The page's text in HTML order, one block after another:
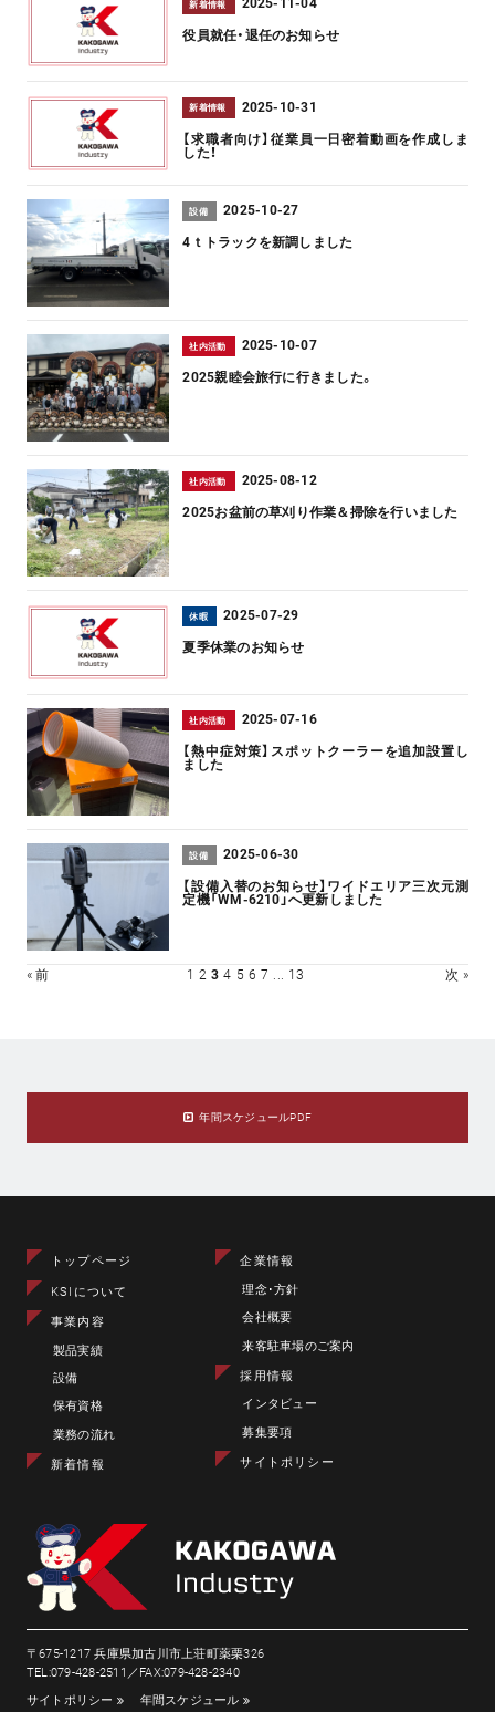
新着情報
役員就任・退任のお知らせ
新着情報 2025-10-31
【求職者向け】従業員一日密着動画を作成しま
した！
設備 2025-10-27
4ｔトラックを新調しました
社内活動 2025-10-07
2025親睦会旅行に行きました。
社内活動 2025-08-12
2025お盆前の草刈り作業＆掃除を行いました
休暇 2025-07-29
夏季休業のお知らせ
社内活動 2025-07-16
【熱中症対策】スポットクーラーを追加設置し
ました
設備 2025-06-30
【設備入替のお知らせ】ワイドエリア三次元測
定機「WM-6210」へ更新しました
« 前 1 2 3 4 5 6 7 13 次 »
年間スケジュールPDF
トップページ
KSIについて
事業内容
製品実績
設備
保有資格
業務の流れ
新着情報
企業情報
理念･方針
会社概要
来客駐車場のご案内
採用情報
インタビュー
募集要項
サイトポリシー
〒675-1217 兵庫県加古川市上荘町薬栗326
TEL:079-428-2511／FAX:079-428-2340
サイトポリシー
年間スケジュール